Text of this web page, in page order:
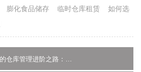
膨化食品储存 临时仓库租赁
如何选